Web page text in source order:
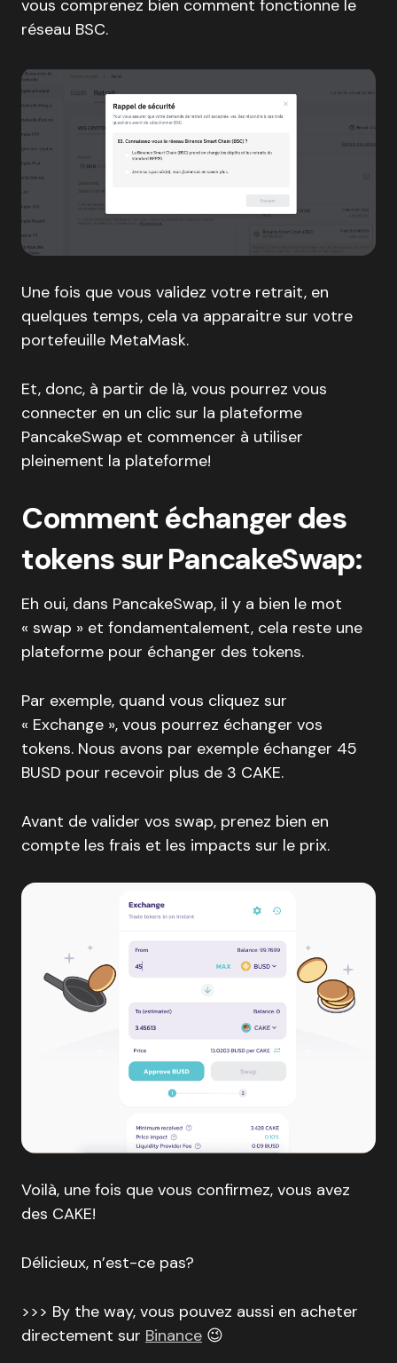
vous comprenez bien comment fonctionne le
réseau BSC.
Une fois que vous validez votre retrait, en
quelques temps, cela va apparaitre sur votre
portefeuille MetaMask.
Et, donc, à partir de là, vous pourrez vous
connecter en un clic sur la plateforme
PancakeSwap et commencer à utiliser
pleinement la plateforme!
Comment échanger des
tokens sur PancakeSwap:
Eh oui, dans PancakeSwap, il y a bien le mot
« swap » et fondamentalement, cela reste une
plateforme pour échanger des tokens.
Par exemple, quand vous cliquez sur
« Exchange », vous pourrez échanger vos
tokens. Nous avons par exemple échanger 45
BUSD pour recevoir plus de 3 CAKE.
Avant de valider vos swap, prenez bien en
compte les frais et les impacts sur le prix.
Voilà, une fois que vous confirmez, vous avez
des CAKE!
Délicieux, n’est-ce pas?
>>> By the way, vous pouvez aussi en acheter
directement sur Binance 😉